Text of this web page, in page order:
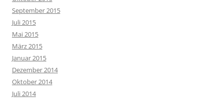
September 2015
Juli 2015
Mai 2015
März 2015
Januar 2015
Dezember 2014
Oktober 2014
Juli 2014